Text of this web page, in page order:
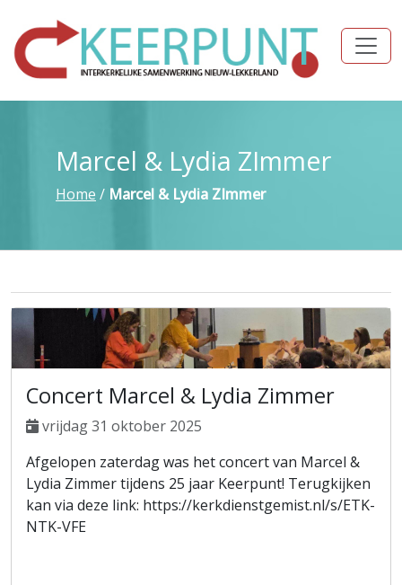
Marcel & Lydia ZImmer
Home / Marcel & Lydia ZImmer
Concert Marcel & Lydia Zimmer
vrijdag 31 oktober 2025
Afgelopen zaterdag was het concert van Marcel &
Lydia Zimmer tijdens 25 jaar Keerpunt! Terugkijken
kan via deze link: https://kerkdienstgemist.nl/s/ETK-
NTK-VFE